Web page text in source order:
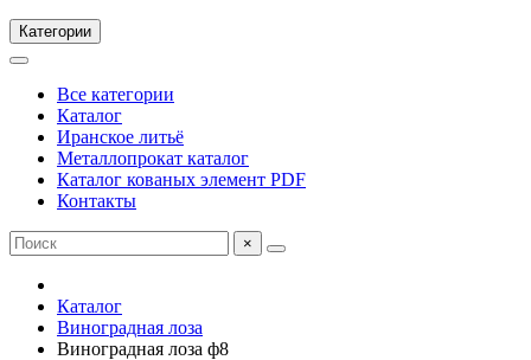
Категории
Все категории
Каталог
Иранское литьё
Металлопрокат каталог
Каталог кованых элемент PDF
Контакты
×
Каталог
Виноградная лоза
Виноградная лоза ф8